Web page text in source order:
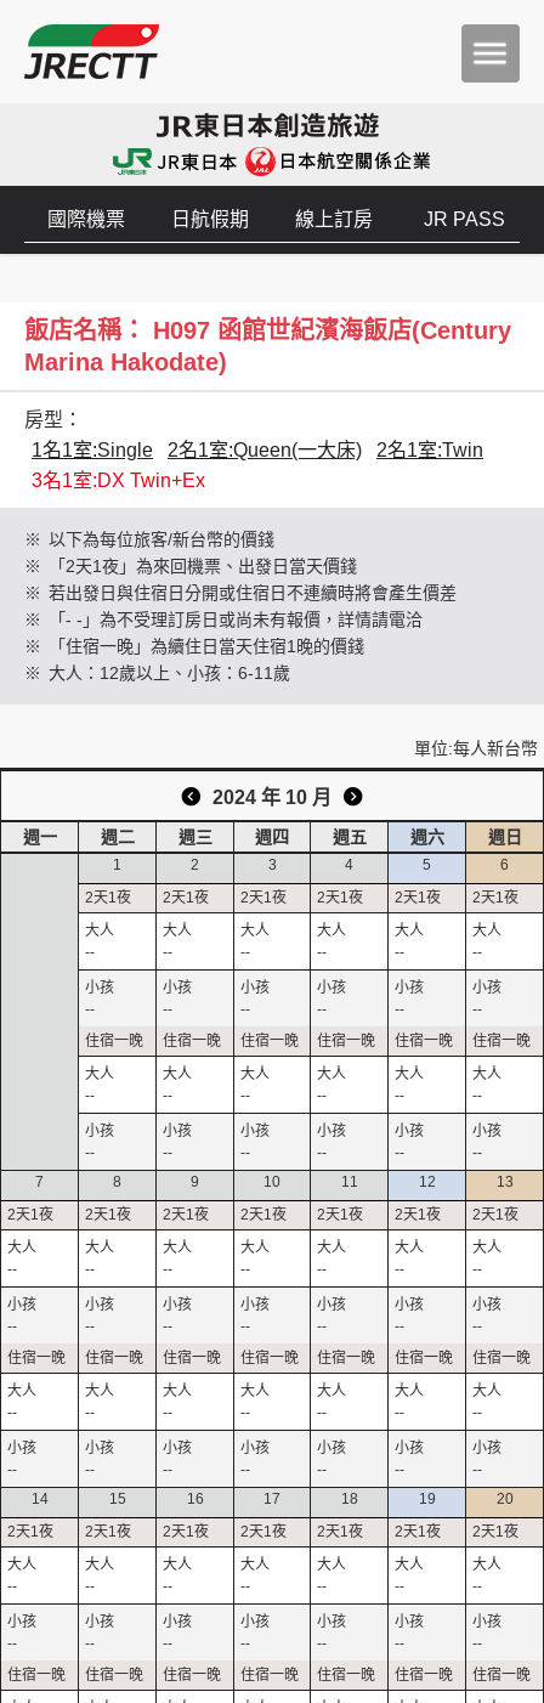
創造旅遊
國際機票 日航假期 線上訂房 JR PASS
飯店名稱： H097 函館世紀濱海飯店(Century
Marina Hakodate)
房型：
1名1室:Single
2名1室:Queen(一大床)
2名1室:Twin
3名1室:DX Twin+Ex
※ 以下為每位旅客/新台幣的價錢
※
「2天1夜」為來回機票、出發日當天價錢
※ 若出發日與住宿日分開或住宿日不連續時將會產生價差
※
「- -」為不受理訂房日或尚未有報價，詳情請電洽
※
「住宿一晚」為續住日當天住宿1晚的價錢
※ 大人：12歲以上、小孩：6-11歲
單位:每人新台幣
2024 年 10 月
週一 週二 週三 週四 週五 週六 週日
1
--
--
--
--
2
--
--
--
--
3
--
--
--
--
4
--
--
--
--
5
--
--
--
--
6
--
--
--
--
7
--
--
--
--
8
--
--
--
--
9
--
--
--
--
10
--
--
--
--
11
--
--
--
--
12
--
--
--
--
13
--
--
--
--
14
--
--
15
--
--
16
--
--
17
--
--
18
--
--
19
--
--
20
--
--